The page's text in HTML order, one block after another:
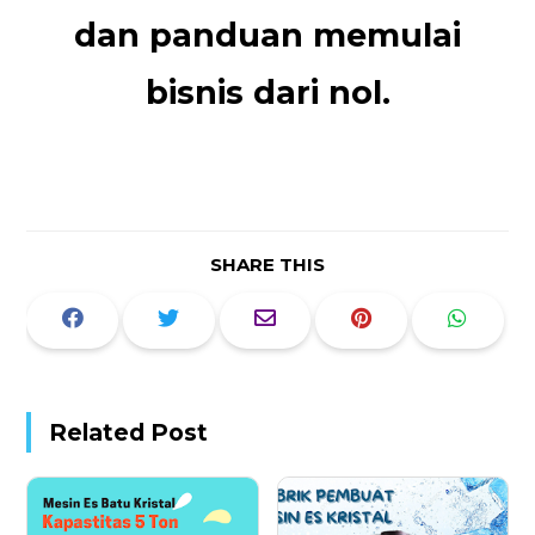
dan panduan memulai
bisnis dari nol.
SHARE THIS
Related Post